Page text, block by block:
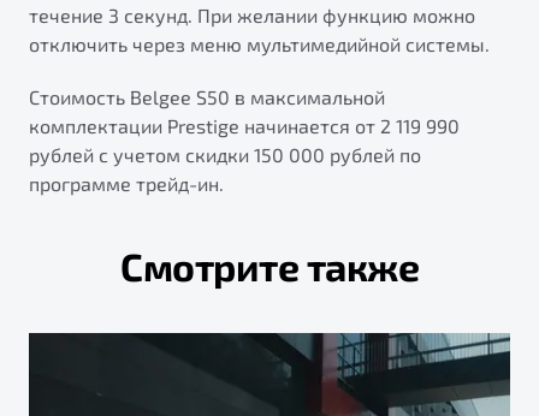
течение 3 секунд. При желании функцию можно
отключить через меню мультимедийной системы.
Стоимость Belgee S50 в максимальной
комплектации Prestige начинается от 2 119 990
рублей с учетом скидки 150 000 рублей по
программе трейд-ин.
Смотрите также